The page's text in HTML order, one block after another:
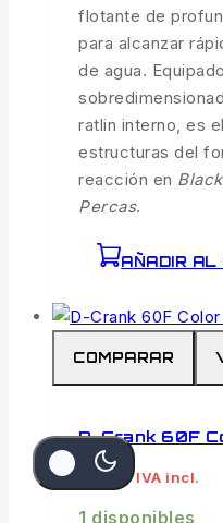
flotante de
para alcanzar
de agua.
ratlin interno, es
estructuras del
reacción en
Percas.
AÑADIR AL
COMPARAR
D-Crank 60F
6.75 € IVA incl.
1 disponibles